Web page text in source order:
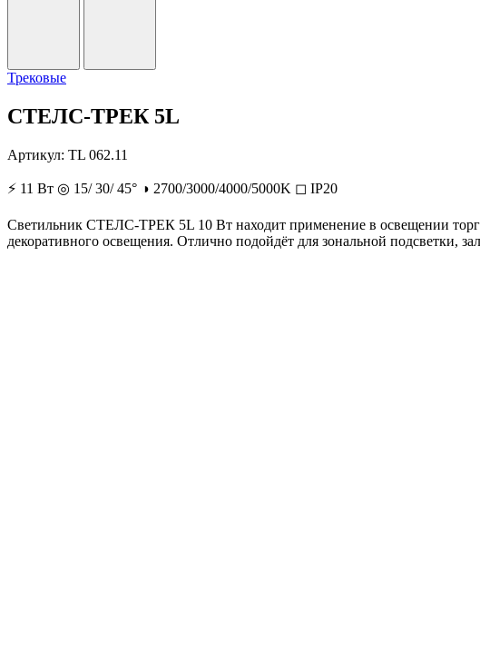
Трековые
СТЕЛС-ТРЕК 5L
Артикул: TL 062.11
⚡ 11 Вт ◎ 15/ 30/ 45° ◑ 2700/3000/4000/5000K ◻ IP20
Светильник СТЕЛС-ТРЕК 5L 10 Вт находит применение в освещении
декоративного освещения. Отлично подойдёт для зональной подсветки,